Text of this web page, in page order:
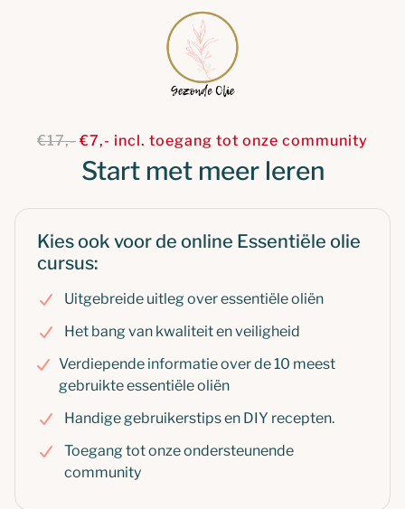
€17,- €7,- incl. toegang tot onze community
Start met meer leren
Kies ook voor de online Essentiële olie
cursus:
Uitgebreide uitleg over essentiële oliën
Het bang van kwaliteit en veiligheid
Verdiepende informatie over de 10 meest
gebruikte essentiële oliën
Handige gebruikerstips en DIY recepten.
Toegang tot onze ondersteunende
community